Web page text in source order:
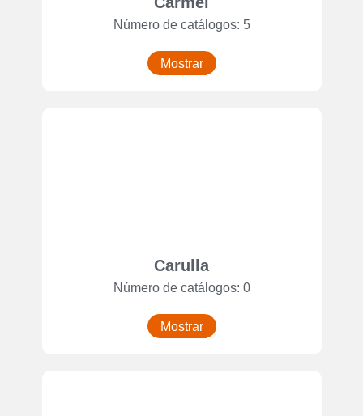
Número de catálogos: 5
Mostrar
Carulla
Número de catálogos: 0
Mostrar